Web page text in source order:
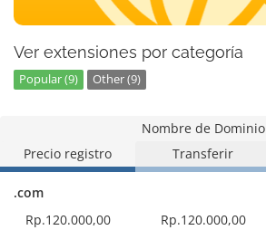
Ver extensiones por categoría
Popular (9) Other (9)
Nombre de Dominio
Precio registro
Transferir
.com
Rp.120.000,00
Rp.120.000,00